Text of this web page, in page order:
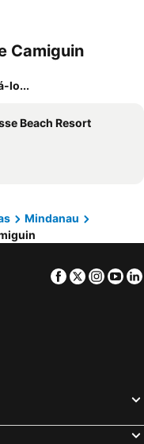
Camiguin
lo...
Beach Resort
Mindanau
Facebook
Twitter